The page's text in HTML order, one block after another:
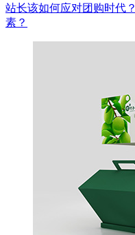
站长该如何应对团购时代？
素？